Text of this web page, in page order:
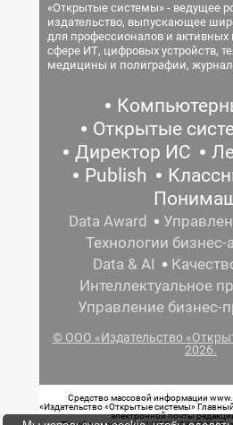
«Открытые системы» - ведущее
издательство, выпускающее
для профессионалов и активных
сфере ИТ, цифровых устройств,
медицины и полиграфии,
Открытые
Директор ИС
Publish
Data Award
Технологии бизнес-
Data & AI
Интеллектуальное
Управление бизнес-
© ООО «Издательство
2026.
Средство массовой информации
«Издательство «Открытые системы»
электронной почты